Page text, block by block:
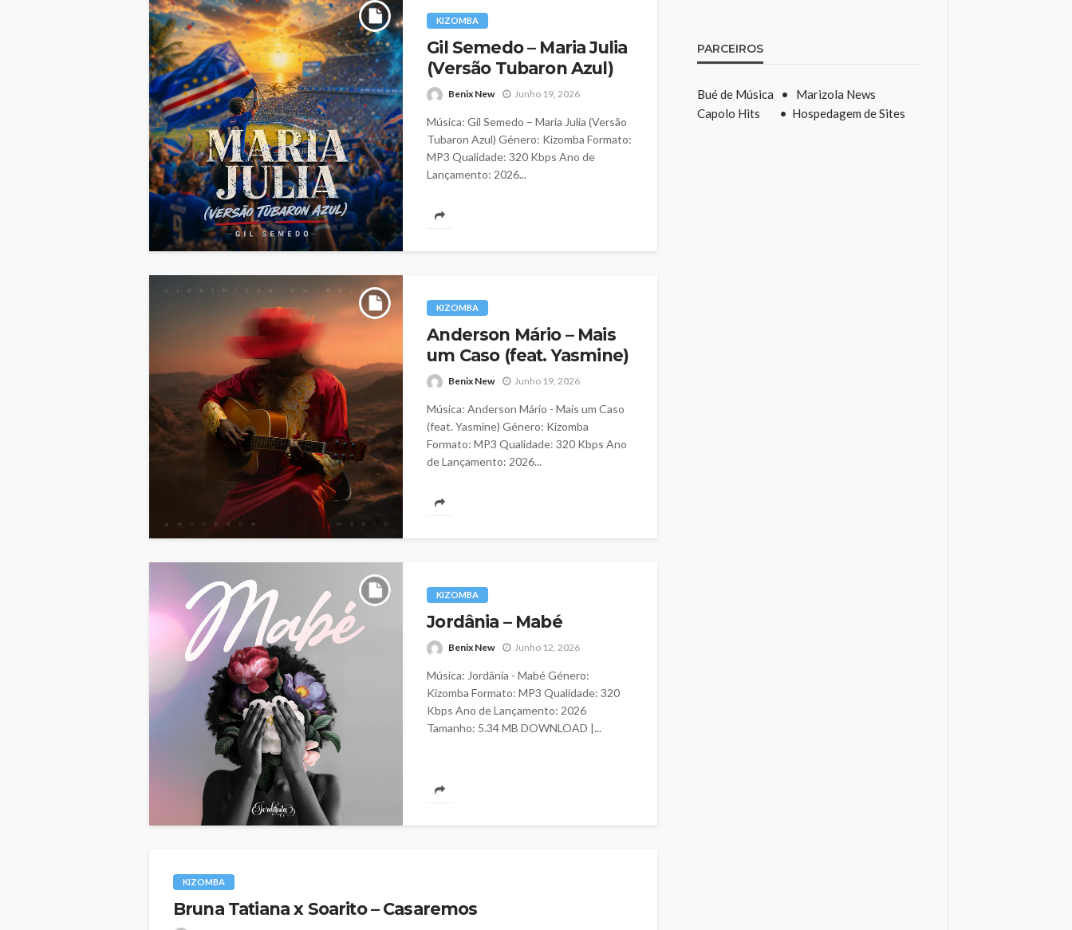
KIZOMBA
Gil Semedo – Maria Julia
(Versão Tubaron Azul)
Benix New Junho 19, 2026
Música: Gil Semedo – Maria Julia (Versão
Tubaron Azul) Género: Kizomba Formato:
MP3 Qualidade: 320 Kbps Ano de
Lançamento: 2026...
KIZOMBA
Anderson Mário – Mais
um Caso (feat. Yasmine)
Benix New Junho 19, 2026
Música: Anderson Mário - Mais um Caso
(feat. Yasmine) Género: Kizomba
Formato: MP3 Qualidade: 320 Kbps Ano
de Lançamento: 2026...
KIZOMBA
Jordânia – Mabé
Benix New Junho 12, 2026
Música: Jordânia - Mabé Género:
Kizomba Formato: MP3 Qualidade: 320
Kbps Ano de Lançamento: 2026
Tamanho: 5.34 MB DOWNLOAD |...
KIZOMBA
Bruna Tatiana x Soarito – Casaremos
PARCEIROS
Bué de Música • Marizola News
Capolo Hits • Hospedagem de Sites